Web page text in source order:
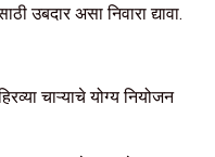
उबदार असा निवारा द्यावा.
चाऱ्याचे योग्य नियोजन